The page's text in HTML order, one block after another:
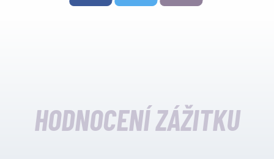
HODNOCENÍ ZÁŽITKU